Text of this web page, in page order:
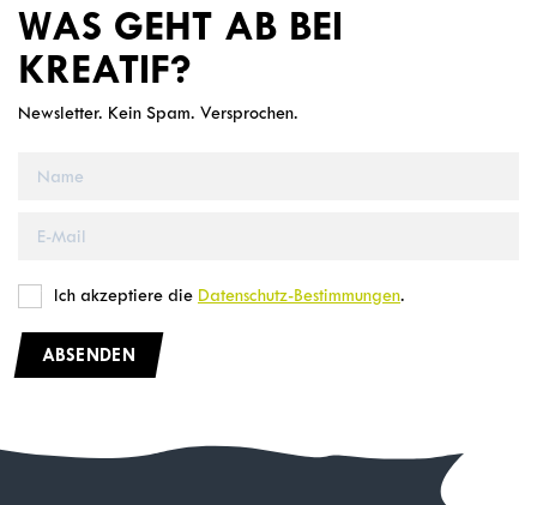
WAS GEHT AB BEI
KREATIF?
Newsletter. Kein Spam. Versprochen.
Ich akzeptiere die Datenschutz-Bestimmungen.
ABSENDEN